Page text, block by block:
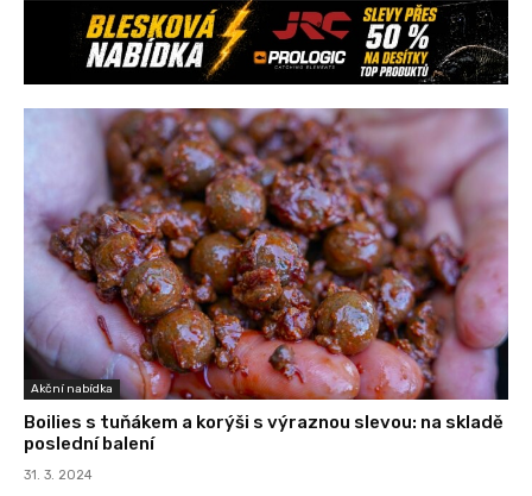
Akční nabídka
Boilies s tuňákem a korýši s výraznou slevou: na skladě
poslední balení
31. 3. 2024